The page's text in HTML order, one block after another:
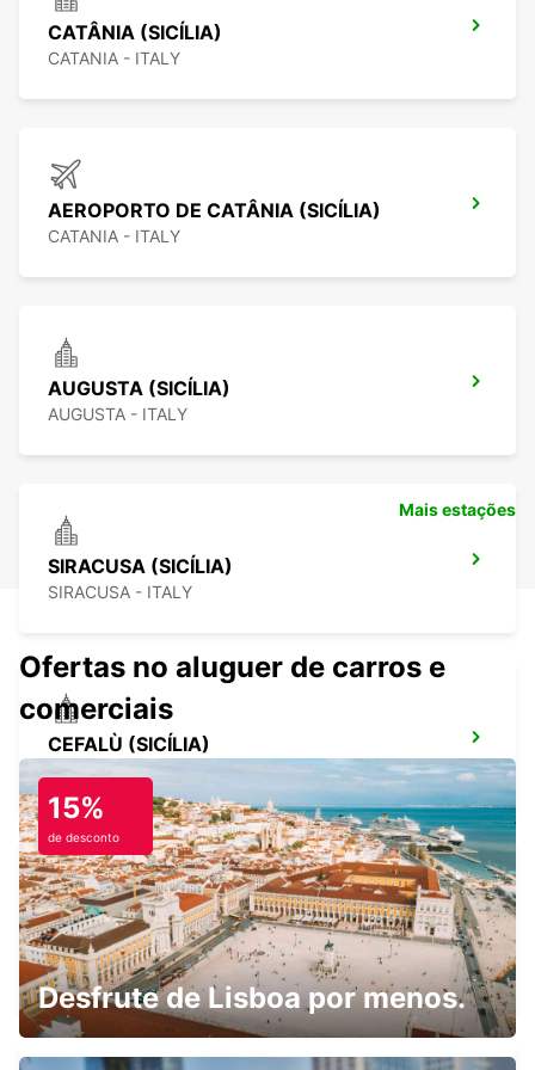
CATÂNIA (SICÍLIA)
CATANIA - ITALY
AEROPORTO DE CATÂNIA (SICÍLIA)
CATANIA - ITALY
AUGUSTA (SICÍLIA)
AUGUSTA - ITALY
SIRACUSA (SICÍLIA)
SIRACUSA - ITALY
CEFALÙ (SICÍLIA)
CEFALÙ - ITALY
ESTAÇÃO DE COMBOIOS DE PALERMO
(SICÍLIA)
PALERMO - ITALY
Mais estações
Ofertas no aluguer de carros e
comerciais
15%
de desconto
Desfrute de Lisboa por menos.